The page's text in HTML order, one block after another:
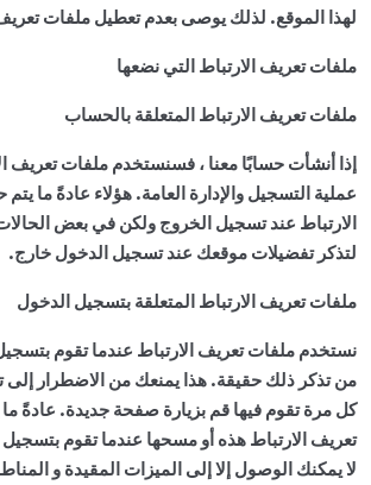
لهذا الموقع. لذلك يوصى بعدم تعطيل ملفات
ملفات تعريف الارتباط التي نضعها
ملفات تعريف الارتباط المتعلقة بالحساب
إذا أنشأت حسابًا معنا ، فسنستخدم ملفات تعريف
عملية التسجيل والإدارة العامة. هؤلاء عادةً ما
الارتباط عند تسجيل الخروج ولكن في بعض
لتذكر تفضيلات موقعك عند تسجيل الدخول خارج.
ملفات تعريف الارتباط المتعلقة بتسجيل الدخول
نستخدم ملفات تعريف الارتباط عندما تقوم
من تذكر ذلك حقيقة. هذا يمنعك من الاضطرار
كل مرة تقوم فيها قم بزيارة صفحة جديدة. عادةً ما
تعريف الارتباط هذه أو مسحها عندما تقوم بتسجيل
لا يمكنك الوصول إلا إلى الميزات المقيدة و